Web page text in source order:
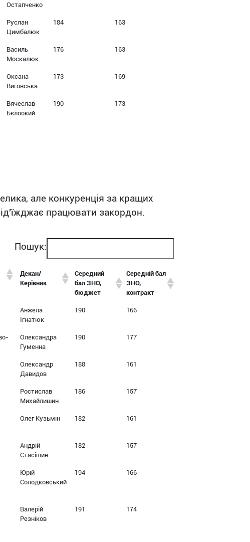
Остапченко
Руслан
Цимбалюк
184 163
Василь
Москалюк
176 163
Оксана
Виговська
173 169
Вячеслав
Бєлоокий
190 173
але конкуренція за кращих
працювати закордон.
Пошук:
Декан/
Керівник
Середний
бал ЗНО,
бюджет
Середній бал
ЗНО,
контракт
Анжела
Ігнатюк
190 166
Олександра
Гуменна
190 177
Олександр
Давидов
188 161
Ростислав
Михайлишин
186 157
Олег Кузьмін 182 161
Андрій
Стасішин
182 157
Юрій
Солодковський
194 166
Валерій
Резніков
191 174